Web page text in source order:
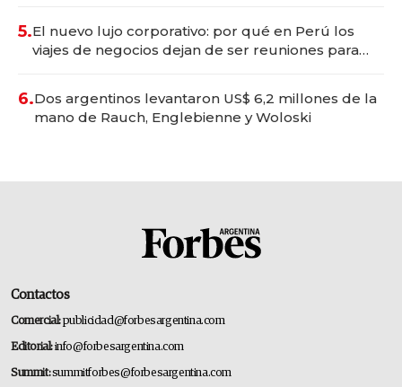
5.El nuevo lujo corporativo: por qué en Perú los
viajes de negocios dejan de ser reuniones para
6.Dos argentinos levantaron US$ 6,2 millones de la
mano de Rauch, Englebienne y Woloski
Contactos
Comercial:publicidad@forbesargentina.com
Editorial:info@forbesargentina.com
Summit:summitforbes@forbesargentina.com